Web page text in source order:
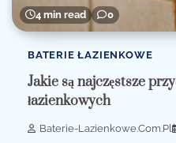
4 min read 0
BATERIE ŁAZIENKOWE
Jakie są najczęstsze
łazienkowych
Baterie-Lazienkowe.com.pl